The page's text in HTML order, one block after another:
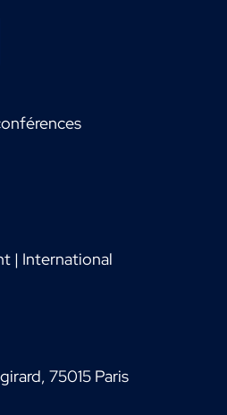
| International
75015 Paris